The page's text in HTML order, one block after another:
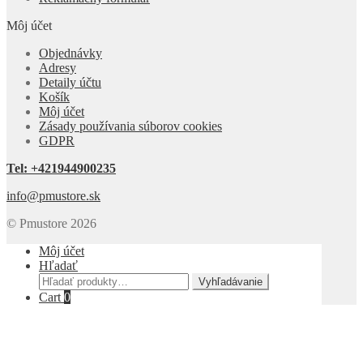
Môj účet
Objednávky
Adresy
Detaily účtu
Košík
Môj účet
Zásady používania súborov cookies
GDPR
Tel: +421944900235
info@pmustore.sk
© Pmustore 2026
Môj účet
Hľadať
Hľadať:
Vyhľadávanie
Cart 0